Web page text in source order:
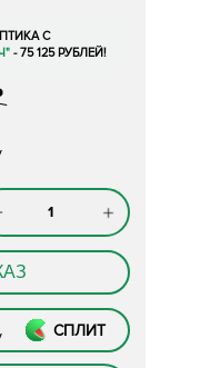
С
- 75 125 РУБЛЕЙ!
СПЛИТ